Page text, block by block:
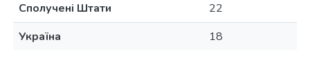
Сполучені Штати
22
Україна
18